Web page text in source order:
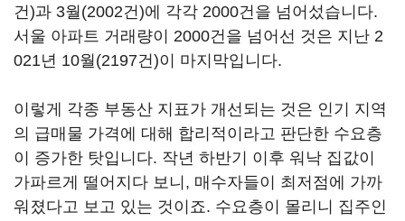
건)과 3월(2002건)에 각각 2000건을 넘어섰습니다.
서울 아파트 거래량이 2000건을 넘어선 것은 지난 2
021년 10월(2197건)이 마지막입니다.
이렇게 각종 부동산 지표가 개선되는 것은 인기 지역
의 급매물 가격에 대해 합리적이라고 판단한 수요층
이 증가한 탓입니다. 작년 하반기 이후 워낙 집값이
가파르게 떨어지다 보니, 매수자들이 최저점에 가까
워졌다고 보고 있는 것이죠. 수요층이 몰리니 집주인